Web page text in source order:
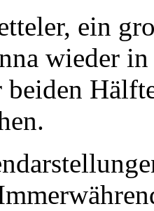
ein
wieder